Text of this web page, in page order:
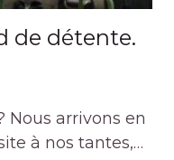
de détente.
Nous arrivons en
à nos tantes,…